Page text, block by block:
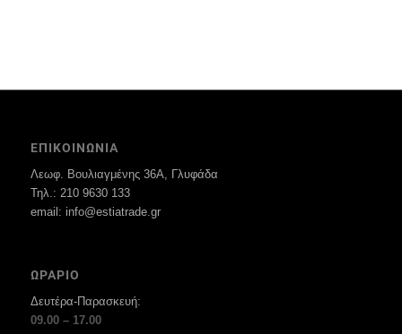
ΕΠΙΚΟΙΝΩΝΙΑ
Λεωφ. Βουλιαγμένης 36Α, Γλυφάδα
Τηλ.: 210 9630 133
email: info@estiatrade.gr
ΩΡΑΡΙΟ
Δευτέρα-Παρασκευή:
09.00 – 17.00